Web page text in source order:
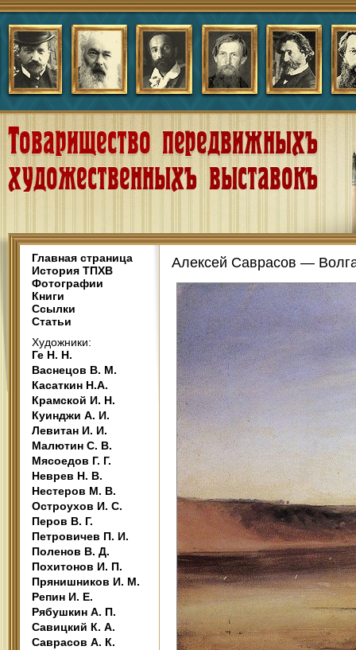
Главная страница
История ТПХВ
Фотографии
Книги
Ссылки
Статьи
Художники:
Ге Н. Н.
Васнецов В. М.
Касаткин Н.А.
Крамской И. Н.
Куинджи А. И.
Левитан И. И.
Малютин С. В.
Мясоедов Г. Г.
Неврев Н. В.
Нестеров М. В.
Остроухов И. С.
Перов В. Г.
Петровичев П. И.
Поленов В. Д.
Похитонов И. П.
Прянишников И. М.
Репин И. Е.
Рябушкин А. П.
Савицкий К. А.
Саврасов А. К.
Алексей Саврасов —